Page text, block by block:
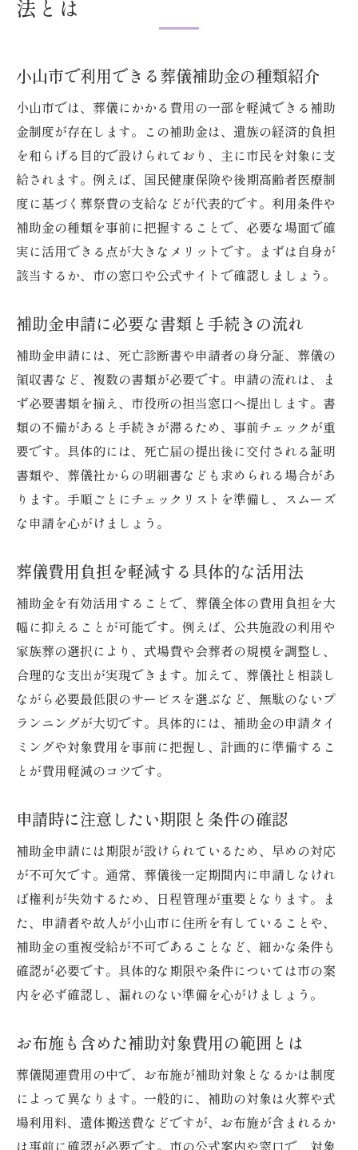
法とは
小山市で利用できる葬儀補助金の種類紹介
小山市では、葬儀にかかる費用の一部を軽減できる補助
金制度が存在します。この補助金は、遺族の経済的負担
を和らげる目的で設けられており、主に市民を対象に支
給されます。例えば、国民健康保険や後期高齢者医療制
度に基づく葬祭費の支給などが代表的です。利用条件や
補助金の種類を事前に把握することで、必要な場面で確
実に活用できる点が大きなメリットです。まずは自身が
該当するか、市の窓口や公式サイトで確認しましょう。
補助金申請に必要な書類と手続きの流れ
補助金申請には、死亡診断書や申請者の身分証、葬儀の
領収書など、複数の書類が必要です。申請の流れは、ま
ず必要書類を揃え、市役所の担当窓口へ提出します。書
類の不備があると手続きが滞るため、事前チェックが重
要です。具体的には、死亡届の提出後に交付される証明
書類や、葬儀社からの明細書なども求められる場合があ
ります。手順ごとにチェックリストを準備し、スムーズ
な申請を心がけましょう。
葬儀費用負担を軽減する具体的な活用法
補助金を有効活用することで、葬儀全体の費用負担を大
幅に抑えることが可能です。例えば、公共施設の利用や
家族葬の選択により、式場費や会葬者の規模を調整し、
合理的な支出が実現できます。加えて、葬儀社と相談し
ながら必要最低限のサービスを選ぶなど、無駄のないプ
ランニングが大切です。具体的には、補助金の申請タイ
ミングや対象費用を事前に把握し、計画的に準備するこ
とが費用軽減のコツです。
申請時に注意したい期限と条件の確認
補助金申請には期限が設けられているため、早めの対応
が不可欠です。通常、葬儀後一定期間内に申請しなけれ
ば権利が失効するため、日程管理が重要となります。ま
た、申請者や故人が小山市に住所を有していることや、
補助金の重複受給が不可であることなど、細かな条件も
確認が必要です。具体的な期限や条件については市の案
内を必ず確認し、漏れのない準備を心がけましょう。
お布施も含めた補助対象費用の範囲とは
葬儀関連費用の中で、お布施が補助対象となるかは制度
によって異なります。一般的に、補助の対象は火葬や式
場利用料、遺体搬送費などですが、お布施が含まれるか